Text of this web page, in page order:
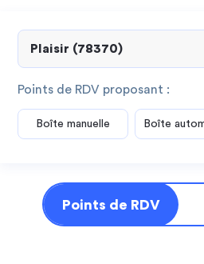
Points de RDV proposant :
Boîte manuelle Boîte
Points de RDV